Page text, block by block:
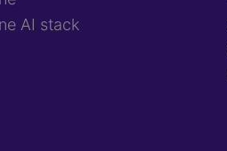
AI stack